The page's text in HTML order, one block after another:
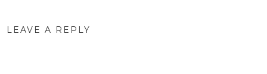
LEAVE A REPLY